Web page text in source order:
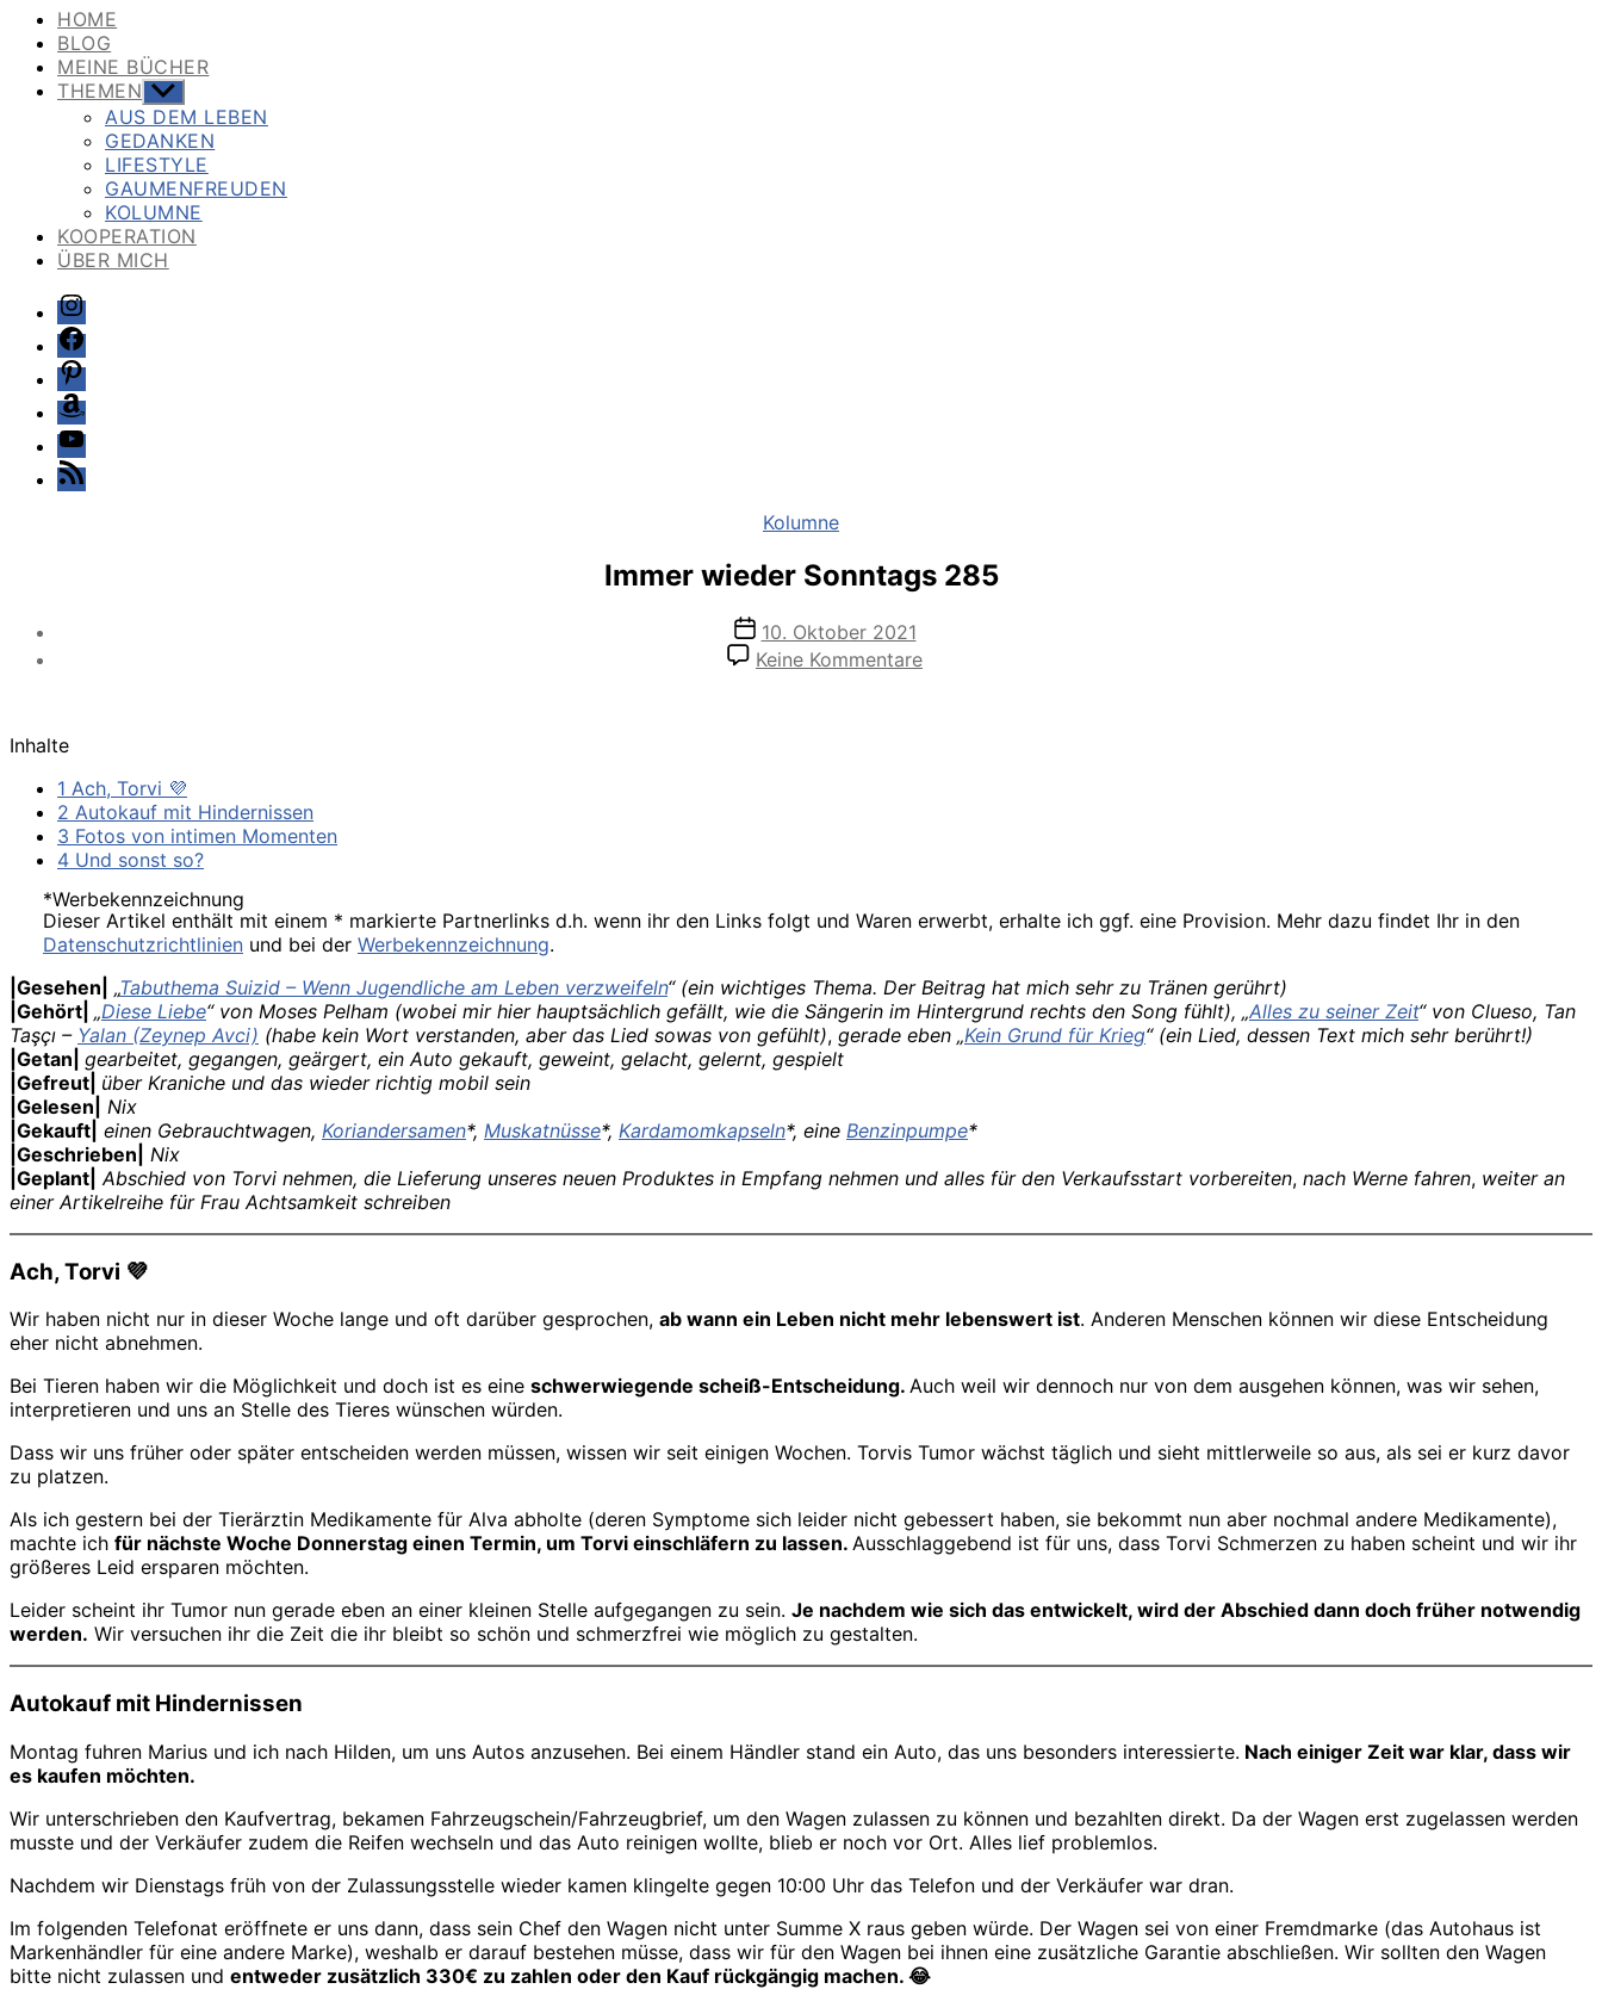
HOME
BLOG
MEINE BÜCHER
THEMEN Untermenü
anzeigen
AUS DEM LEBEN
GEDANKEN
LIFESTYLE
GAUMENFREUDEN
KOLUMNE
KOOPERATION
ÜBER MICH
Instagram
Facebook
Pinterest
Amazon
Youtube
Feed
Kategorien
Kolumne
Immer wieder Sonntags 285
Veröffentlichungsdatum
10. Oktober 2021
Keine Kommentarezu
Inhalte
1 Ach, Torvi 💜
2 Autokauf mit Hindernissen
3 Fotos von intimen Momenten
4 Und sonst so?
*Werbekennzeichnung
Dieser Artikel enthält mit einem * markierte Partnerlinks d.h. wenn ihr den Links folgt und Waren erwerbt, erhalte ich ggf. eine Provision. Mehr dazu findet Ihr in den
Datenschutzrichtlinien und bei der Werbekennzeichnung.
|Gesehen| „Tabuthema Suizid – Wenn Jugendliche am Leben verzweifeln“ (ein wichtiges Thema. Der Beitrag hat mich sehr zu Tränen gerührt)
|Gehört| „Diese Liebe“ von Moses Pelham (wobei mir hier hauptsächlich gefällt, wie die Sängerin im Hintergrund rechts den Song fühlt), „Alles zu seiner Zeit“ von Clueso, Tan
Taşçı – Yalan (Zeynep Avci) (habe kein Wort verstanden, aber das Lied sowas von gefühlt), gerade eben „Kein Grund für Krieg“ (ein Lied, dessen Text mich sehr berührt!)
|Getan| gearbeitet, gegangen, geärgert, ein Auto gekauft, geweint, gelacht, gelernt, gespielt
|Gefreut| über Kraniche und das wieder richtig mobil sein
|Gelesen|
Nix
|Gekauft| einen Gebrauchtwagen, Koriandersamen*, Muskatnüsse*, Kardamomkapseln*, eine Benzinpumpe*
|Geschrieben|
Nix
|Geplant| Abschied von Torvi nehmen, die Lieferung unseres neuen Produktes in Empfang nehmen und alles für den Verkaufsstart vorbereiten, nach Werne fahren, weiter an
einer Artikelreihe für Frau Achtsamkeit schreiben
Ach, Torvi 💜
Wir haben nicht nur in dieser Woche lange und oft darüber gesprochen, ab wann ein Leben nicht mehr lebenswert ist. Anderen Menschen können wir diese Entscheidung
eher nicht abnehmen.
Bei Tieren haben wir die Möglichkeit und doch ist es eine schwerwiegende scheiß-Entscheidung. Auch weil wir dennoch nur von dem ausgehen können, was wir sehen,
interpretieren und uns an Stelle des Tieres wünschen würden.
Dass wir uns früher oder später entscheiden werden müssen, wissen wir seit einigen Wochen. Torvis Tumor wächst täglich und sieht mittlerweile so aus, als sei er kurz davor
zu platzen.
Als ich gestern bei der Tierärztin Medikamente für Alva abholte (deren Symptome sich leider nicht gebessert haben, sie bekommt nun aber nochmal andere Medikamente),
machte ich für nächste Woche Donnerstag einen Termin, um Torvi einschläfern zu lassen. Ausschlaggebend ist für uns, dass Torvi Schmerzen zu haben scheint und wir ihr
größeres Leid ersparen möchten.
Leider scheint ihr Tumor nun gerade eben an einer kleinen Stelle aufgegangen zu sein. Je nachdem wie sich das entwickelt, wird der Abschied dann doch früher notwendig
werden. Wir versuchen ihr die Zeit die ihr bleibt so schön und schmerzfrei wie möglich zu gestalten.
Autokauf mit Hindernissen
Montag fuhren Marius und ich nach Hilden, um uns Autos anzusehen. Bei einem Händler stand ein Auto, das uns besonders interessierte. Nach einiger Zeit war klar, dass wir
es kaufen möchten.
Wir unterschrieben den Kaufvertrag, bekamen Fahrzeugschein/Fahrzeugbrief, um den Wagen zulassen zu können und bezahlten direkt. Da der Wagen erst zugelassen werden
musste und der Verkäufer zudem die Reifen wechseln und das Auto reinigen wollte, blieb er noch vor Ort. Alles lief problemlos.
Nachdem wir Dienstags früh von der Zulassungsstelle wieder kamen klingelte gegen 10:00 Uhr das Telefon und der Verkäufer war dran.
Im folgenden Telefonat eröffnete er uns dann, dass sein Chef den Wagen nicht unter Summe X raus geben würde. Der Wagen sei von einer Fremdmarke (das Autohaus ist
Markenhändler für eine andere Marke), weshalb er darauf bestehen müsse, dass wir für den Wagen bei ihnen eine zusätzliche Garantie abschließen. Wir sollten den Wagen
bitte nicht zulassen und entweder zusätzlich 330€ zu zahlen oder den Kauf rückgängig machen. 😂